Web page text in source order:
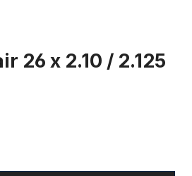
26 x 2.10 / 2.125